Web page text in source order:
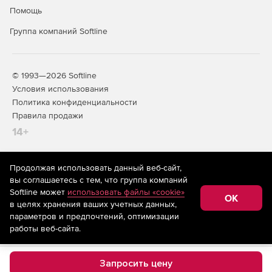
Запросить цену
Помощь
Группа компаний Softline
© 1993—2026 Softline
Условия использования
Политика конфиденциальности
Правила продажи
14+
На информационном ресурсе store.softline.ru применяются
рекомендательные технологии(информационные технологии
предоставления информации на основе сбора,
систематизации и анализа сведений, относящихся к
предпочтениям пользователей сети «Интернет»,
находящихся на территории Российской Федерации)
Продолжая использовать данный веб-сайт,
вы соглашаетесь с тем, что группа компаний
Softline может использовать файлы «cookie»
в целях хранения ваших учетных данных,
параметров и предпочтений, оптимизации
работы веб-сайта.
OK